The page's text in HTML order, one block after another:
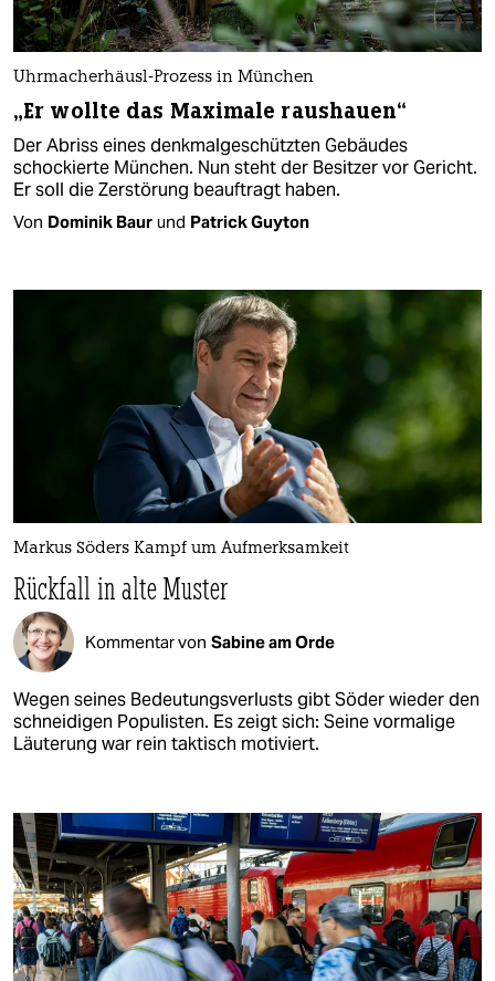
Uhrmacherhäusl-Prozess in München
„Er wollte das Maximale raushauen“
Der Abriss eines denkmalgeschützten Gebäudes
schockierte München. Nun steht der Besitzer vor Gericht.
Er soll die Zerstörung beauftragt haben.
Von Dominik Baur und Patrick Guyton
Markus Söders Kampf um Aufmerksamkeit
Rückfall in alte Muster
Kommentar von Sabine am Orde
Wegen seines Bedeutungsverlusts gibt Söder wieder den
schneidigen Populisten. Es zeigt sich: Seine vormalige
Läuterung war rein taktisch motiviert.